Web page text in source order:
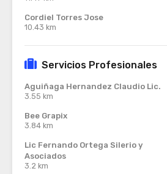
Cordiel Torres Jose
10.43 km
Servicios Profesionales
Aguiñaga Hernandez Claudio Lic.
3.55 km
Bee Grapix
3.84 km
Lic Fernando Ortega Silerio y
Asociados
3.2 km